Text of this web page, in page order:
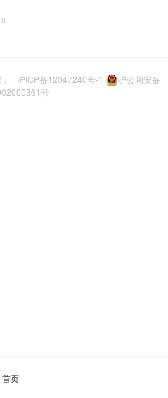
0
沪ICP备12047240号-1
沪公网安备
号
首页